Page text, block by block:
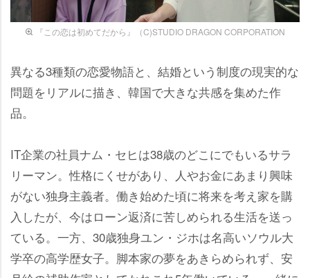
『この恋は初めてだから』（C)STUDIO DRAGON CORPORATION
異なる3種類の恋愛物語と、結婚という制度の現実的な
問題をリアルに描き、韓国で大きな共感を集めた作
品。
IT企業の社員ナム・セヒは38歳のどこにでもいるサラ
リーマン。性格にくせがあり、人やお金にあまり興味
がない独身主義者。働き始めた頃に将来を考え家を購
入したが、今はローン返済に苦しめられる生活を送っ
ている。一方、30歳独身ユン・ジホは名高いソウル大
学卒の高学歴女子。脚本家の夢をあきらめられず、安